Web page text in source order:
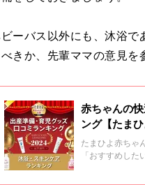
ーバス以外にも、沐浴で
べきか、先輩ママの意見
赤ちゃんの
ング【たま
たまひよ赤ちゃ
「おすすめし